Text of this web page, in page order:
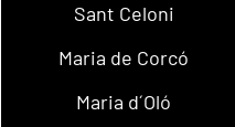
Sant Celoni
Maria de Corcó
Maria d´Oló